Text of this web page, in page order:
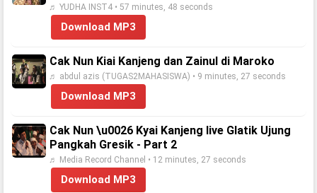
♬ YUDHA INST4 • 57 minutes, 48 seconds
Download MP3
Cak Nun Kiai Kanjeng dan Zainul di Maroko
♬ abdul azis (TUGAS2MAHASISWA) • 9 minutes, 27 seconds
Download MP3
Cak Nun \u0026 Kyai Kanjeng live Glatik Ujung
Pangkah Gresik - Part 2
♬ Media Record Channel • 12 minutes, 27 seconds
Download MP3